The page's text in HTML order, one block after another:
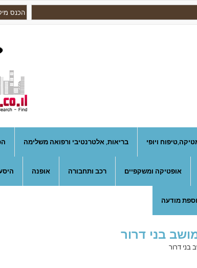
ויופי בריאות, אלטרנטיבי ורפואה משלימה
אופטיקה ומשקפיים רכב ותחבורה אופנה
מודעה
בני דרור
בני דרור